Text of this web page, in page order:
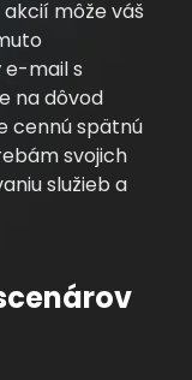
môže váš
mail s
na dôvod
cennú spätnú
svojich
služieb a